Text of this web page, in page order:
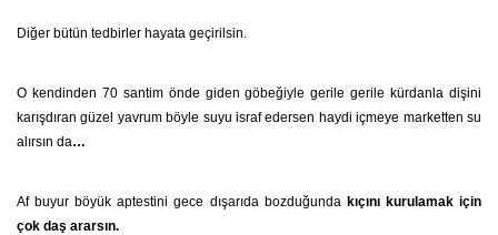
Diğer bütün tedbirler hayata geçirilsin.
O kendinden 70 santim önde giden göbeğiyle gerile gerile kürdanla dişini
karışdıran güzel yavrum böyle suyu israf edersen haydi içmeye marketten su
alırsın da…
Af buyur böyük aptestini gece dışarıda bozduğunda kıçını kurulamak için
çok daş ararsın.